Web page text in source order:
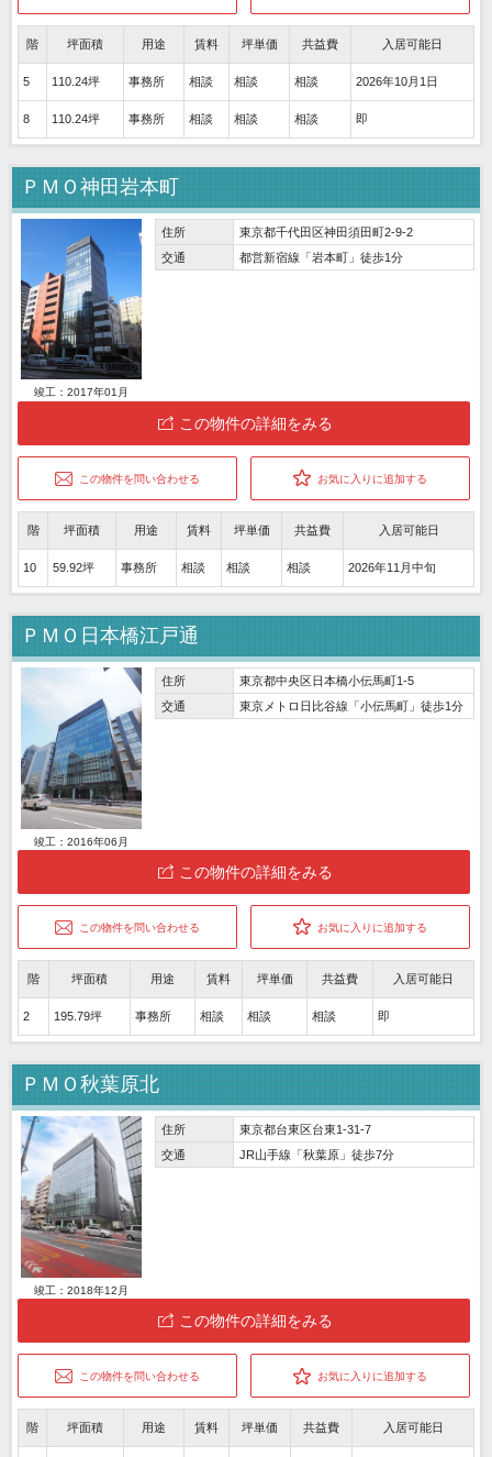
階 坪面積 用途 賃料 坪単価 共益費 入居可能日
5 110.24坪 事務所 相談 相談 相談 2026年10月1日
8 110.24坪 事務所 相談 相談 相談 即
ＰＭＯ神田岩本町
竣工：2017年01月
住所
東京都千代田区神田須田町2-9-2
交通
都営新宿線「岩本町」徒歩1分
この物件の詳細をみる
この物件を問い合わせる お気に入りに追加する
階 坪面積 用途 賃料 坪単価 共益費 入居可能日
10 59.92坪 事務所 相談 相談 相談 2026年11月中旬
ＰＭＯ日本橋江戸通
竣工：2016年06月
住所
東京都中央区日本橋小伝馬町1-5
交通
東京メトロ日比谷線「小伝馬町」徒歩1分
この物件の詳細をみる
この物件を問い合わせる お気に入りに追加する
階 坪面積 用途 賃料 坪単価 共益費 入居可能日
2 195.79坪 事務所 相談 相談 相談 即
ＰＭＯ秋葉原北
竣工：2018年12月
住所
東京都台東区台東1-31-7
交通
JR山手線「秋葉原」徒歩7分
この物件の詳細をみる
この物件を問い合わせる お気に入りに追加する
階 坪面積 用途 賃料 坪単価 共益費 入居可能日